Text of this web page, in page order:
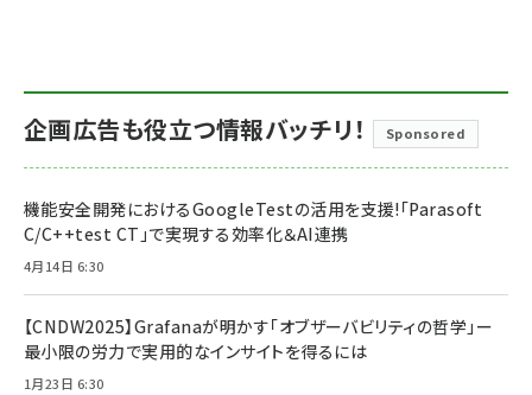
企画広告も役立つ情報バッチリ！ Sponsored
機能安全開発におけるGoogleTestの活用を支援!「Parasoft
C/C++test CT」で実現する効率化＆AI連携
4月14日 6:30
【CNDW2025】Grafanaが明かす「オブザーバビリティの哲学」ー
最小限の労力で実用的なインサイトを得るには
1月23日 6:30